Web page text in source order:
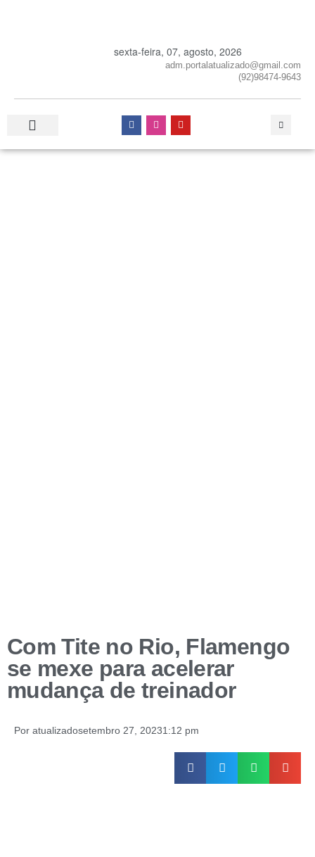
sexta-feira, 07, agosto, 2026
adm.portalatualizado@gmail.com
(92)98474-9643
Com Tite no Rio, Flamengo
se mexe para acelerar
mudança de treinador
Por atualizadosetembro 27, 20231:12 pm